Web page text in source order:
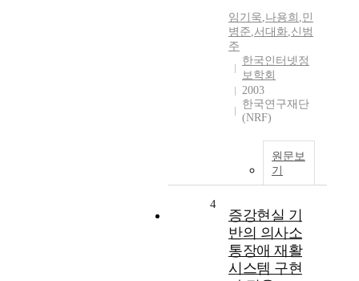
임기욱,나용희 ,민
병준,서대화,신범
주
한국인터넷정
보학회
2003
한국연구재단
(NRF)
원문보
기
4
증강현실 기
반의 의사소
통장애 재활
시스템 구현